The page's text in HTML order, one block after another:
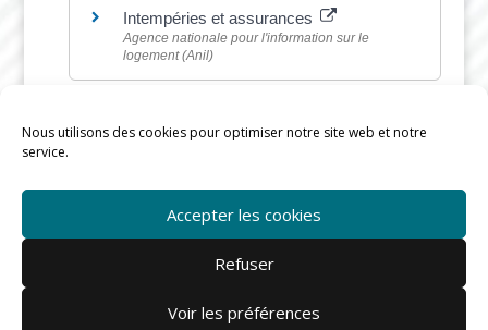
Nous utilisons des cookies pour optimiser notre site web et notre
service.
Accepter les cookies
Refuser
Voir les préférences
Intempéries et assurances
Agence nationale pour l'information sur le
logement (Anil)